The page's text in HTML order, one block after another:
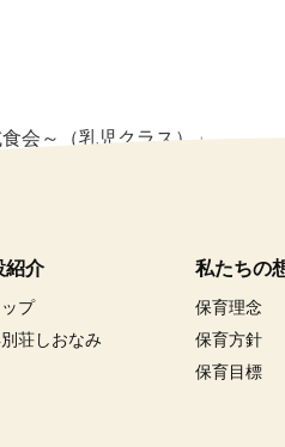
会～（乳児クラス）」
紹介
プ
荘しおなみ
私たちの
保育理念
保育方針
保育目標